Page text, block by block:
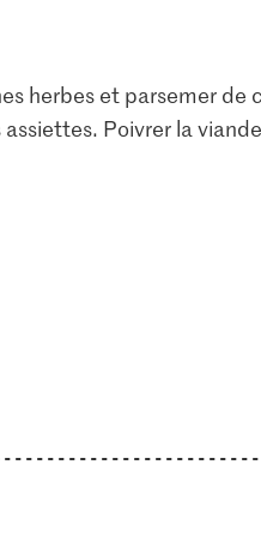
herbes et parsemer de
Poivrer la